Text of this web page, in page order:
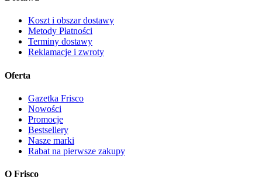
Koszt i obszar dostawy
Metody Płatności
Terminy dostawy
Reklamacje i zwroty
Oferta
Gazetka Frisco
Nowości
Promocje
Bestsellery
Nasze marki
Rabat na pierwsze zakupy
O Frisco